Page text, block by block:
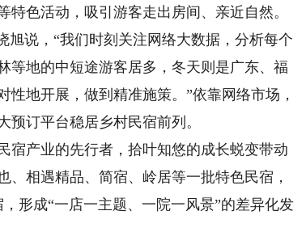
色活动，吸引游客走出房间、亲近自然。
说，“我们时刻关注网络大数据，分析每个
等地的中短途游客居多，冬天则是广东、福
地开展，做到精准施策。”依靠网络市场，
订平台稳居乡村民宿前列。
产业的先行者，拾叶知悠的成长蜕变带动
相遇精品、简宿、岭居等一批特色民宿，
形成“一店一主题、一院一风景”的差异化发